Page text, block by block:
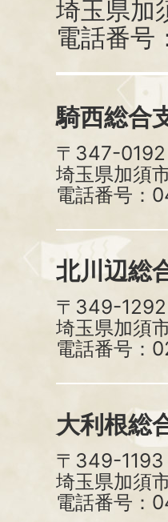
埼玉県加
電話番号
騎西総合
〒347-0192
埼玉県加須
電話番号：
北川辺総
〒349-1292
埼玉県加須
電話番号：
大利根総
〒349-1193
埼玉県加須
電話番号：